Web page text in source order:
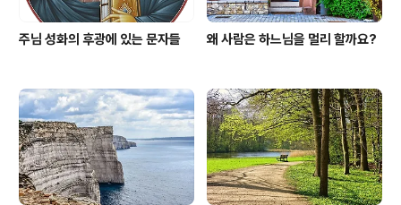
주님 성화의 후광에 있는 문자들 왜 사람은 하느님을 멀리 할까요?